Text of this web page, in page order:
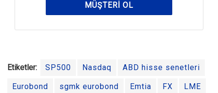
MÜŞTERI OL
Etiketler: SP500 Nasdaq ABD hisse senetleri
Eurobond sgmk eurobond Emtia FX LME